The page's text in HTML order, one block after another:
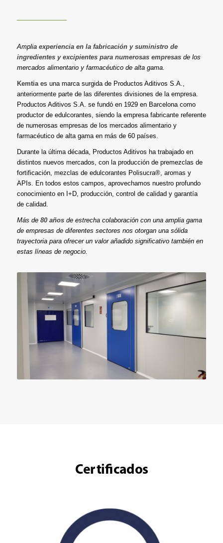
Amplia experiencia en la fabricación y suministro de
ingredientes y excipientes para numerosas empresasde los
mercados alimentario y farmacéutico de alta gama.
Kemtiaes una marca surgida de Productos Aditivos S.A.,
anteriormente parte de las diferentes divisiones de la empresa.
Productos Aditivos S.A. se fundó en 1929 en Barcelona como
productor de edulcorantes, siendo la empresa fabricante referente
de numerosas empresas de los mercados alimentario y
farmacéutico de alta gama en más de 60 países.
Durante la última década, Productos Aditivos ha trabajado en
distintos nuevos mercados, con la producción de premezclas de
fortificación, mezclas de edulcorantes Polisucra®, aromas y
APIs. En todos estos campos, aprovechamos nuestro profundo
conocimiento en I+D, producción, control de calidad y garantía
de calidad.
Más de 80 añosde estrecha colaboración con una amplia gama
de empresas de diferentes sectores nos otorgan una sólida
trayectoria para ofrecer un valor añadido significativo también en
estas líneas de negocio.
Certificados